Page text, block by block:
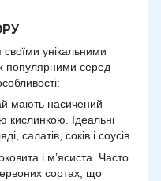
своїми унікальними
популярними серед
мають насичений
кислинкою. Ідеальні
салатів, соків і соусів.
і м’ясиста. Часто
сортах, що